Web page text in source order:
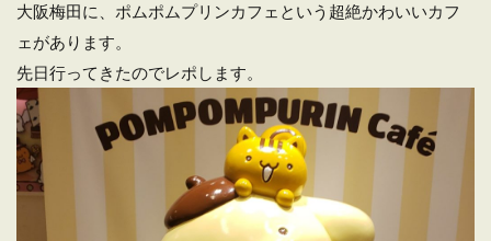
大阪梅田に、ポムポムプリンカフェという超絶かわいいカフ
ェがあります。
先日行ってきたのでレポします。